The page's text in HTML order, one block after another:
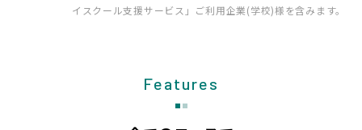
イスクール支援サービス」ご利用企業(学校)様を含みます。
Features